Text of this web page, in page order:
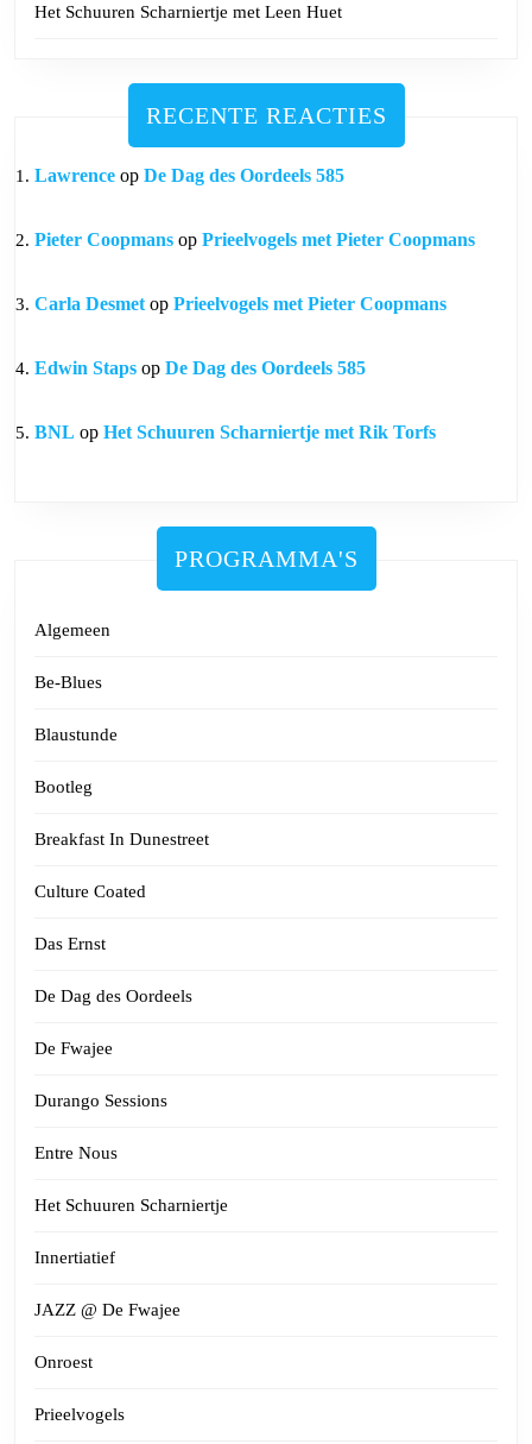
Het Schuuren Scharniertje met Leen Huet
RECENTE REACTIES
Lawrence op De Dag des Oordeels 585
Pieter Coopmans op Prieelvogels met Pieter Coopmans
Carla Desmet op Prieelvogels met Pieter Coopmans
Edwin Staps op De Dag des Oordeels 585
BNL op Het Schuuren Scharniertje met Rik Torfs
PROGRAMMA'S
Algemeen
Be-Blues
Blaustunde
Bootleg
Breakfast In Dunestreet
Culture Coated
Das Ernst
De Dag des Oordeels
De Fwajee
Durango Sessions
Entre Nous
Het Schuuren Scharniertje
Innertiatief
JAZZ @ De Fwajee
Onroest
Prieelvogels